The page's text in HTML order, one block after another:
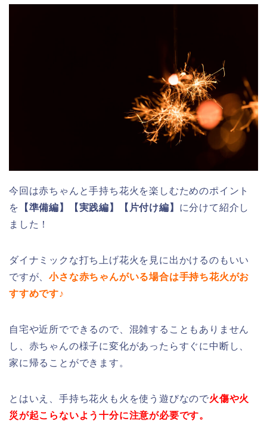
今回は赤ちゃんと手持ち花火を楽しむためのポイント
を
【準備編】【実践編】【片付け編】 に分けて紹介し
ました！
ダイナミックな打ち上げ花火を見に出かけるのもいい
ですが、小さな赤ちゃんがいる場合は手持ち花火がお
すすめです♪
自宅や近所でできるので、混雑することもありません
し、赤ちゃんの様子に変化があったらすぐに中断し、
家に帰ることができます。
とはいえ、手持ち花火も火を使う遊びなので火傷や火
災が起こらないよう十分に注意が必要です。